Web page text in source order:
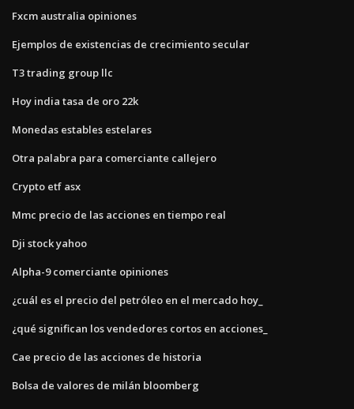
Fxcm australia opiniones
Ejemplos de existencias de crecimiento secular
T3 trading group llc
Hoy india tasa de oro 22k
Monedas estables estelares
Otra palabra para comerciante callejero
Crypto etf asx
Mmc precio de las acciones en tiempo real
Dji stock yahoo
Alpha-9 comerciante opiniones
¿cuál es el precio del petróleo en el mercado hoy_
¿qué significan los vendedores cortos en acciones_
Cae precio de las acciones de historia
Bolsa de valores de milán bloomberg